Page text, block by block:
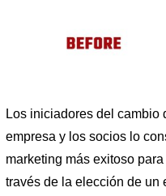
Los iniciadores del cambio
empresa y los socios lo
marketing más exitoso
través de la elección de un